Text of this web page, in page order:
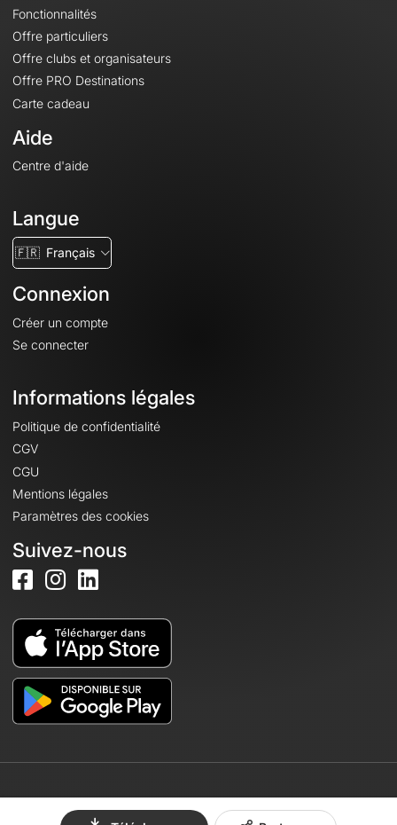
Fonctionnalités
Offre particuliers
Offre clubs et organisateurs
Offre PRO Destinations
Carte cadeau
Aide
Centre d'aide
Langue
🇫🇷 Français
Connexion
Créer un compte
Se connecter
Informations légales
Politique de confidentialité
CGV
CGU
Mentions légales
Paramètres des cookies
Suivez-nous
© 2026 OpenRunner - Version 7.31.3